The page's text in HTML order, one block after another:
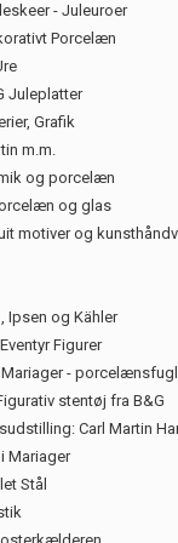
- Juleuroer
Porcelæn
Juleplatter
Grafik
m.m.
og porcelæn
og glas
motiver og
Ipsen og Kähler
Figurer
-
stentøj fra B&G
Carl Martin
Mariager
Stål